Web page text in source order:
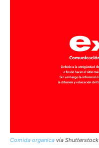
Comida organica vía Shutterstock